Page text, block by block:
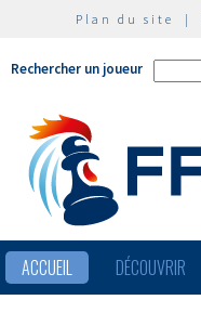
Plan du site |
Rechercher un joueur
ACCUEIL DÉCOUVRIR